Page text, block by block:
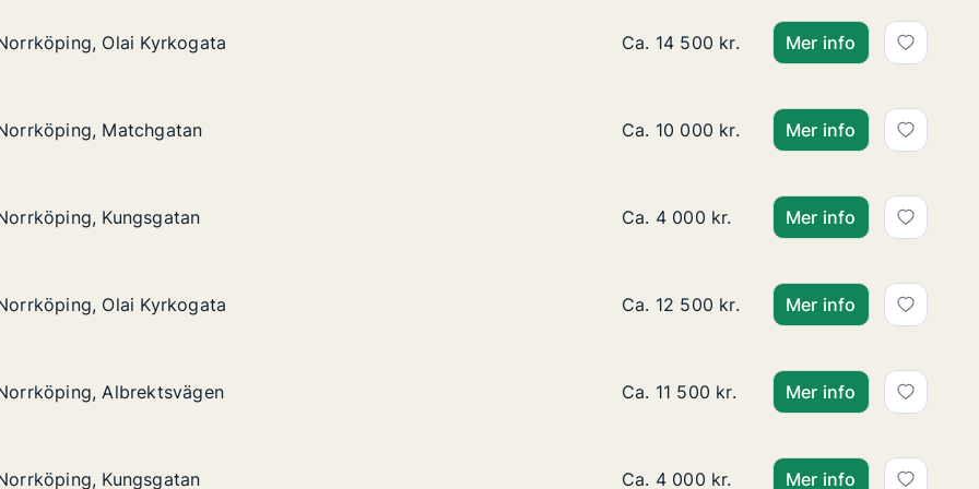
Olai KyrkogataOlai Kyrkogata
Olai Kyrkogata Lägenhet att hyra i Norrköping, Olai
Ca. 14 500 kr. Mer info
MatchgatanMatchgatan
Matchgatan Lägenhet att hyra i Norrköping,
Ca. 10 000 kr. Mer info
KungsgatanKungsgatan
Kungsgatan Lägenhet att hyra i Norrköping,
Ca. 4 000 kr. Mer info
Olai KyrkogataOlai Kyrkogata
Olai Kyrkogata Lägenhet att hyra i Norrköping, Olai
Ca. 12 500 kr. Mer info
AlbrektsvägenAlbrektsvägen
Albrektsvägen Lägenhet att hyra i Norrköping,
Ca. 11 500 kr. Mer info
KungsgatanKungsgatan
Kungsgatan Lägenhet att hyra i Norrköping,
Ca. 4 000 kr. Mer info